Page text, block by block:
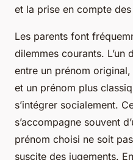
et la prise en compte
Les parents font
dilemmes courants. L’un
entre un prénom
et un prénom plus
s’intégrer socialement.
s’accompagne souvent
prénom choisi ne soit
suscite des jugements.